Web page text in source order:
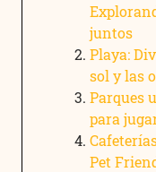
juntos
Playa:
sol y las
Parques
para
Pet